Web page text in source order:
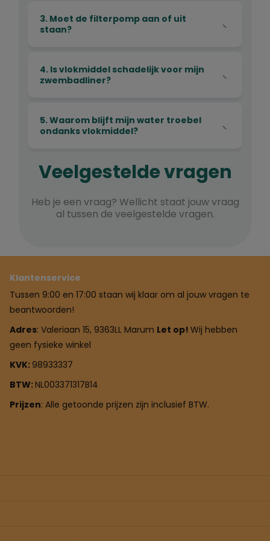
Veelgestelde vragen
Heb je een vraag? Wellicht staat jouw vraag
al tussen de veelgestelde vragen.
3. Moet de filterpomp aan of uit
staan?
4. Is vlokmiddel schadelijk voor mijn
zwembadliner?
5. Waarom blijft mijn water troebel
ondanks vlokmiddel?
Klantenservice
Tussen 9:00 en 17:00 staan wij klaar om al jouw vragen te
beantwoorden!
Adres: Valeriaan 15, 9363LL Marum Let op! Wij hebben
geen fysieke winkel
KVK: 98933337
BTW:NL003371317B14
Prijzen: Alle getoonde prijzen zijn inclusief BTW.